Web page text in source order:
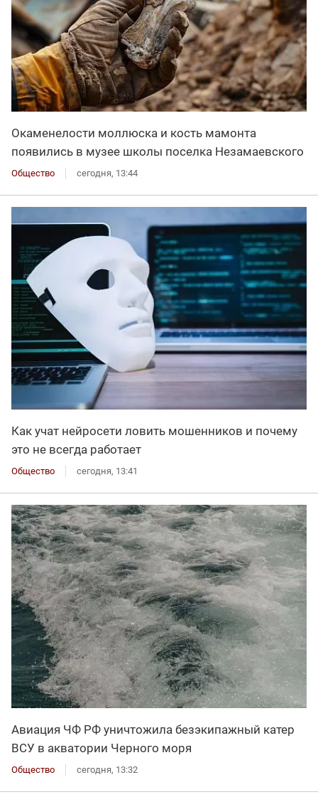
Окаменелости моллюска и кость мамонта
появились в музее школы поселка Незамаевского
Общество сегодня, 13:44
Как учат нейросети ловить мошенников и почему
это не всегда работает
Общество сегодня, 13:41
Авиация ЧФ РФ уничтожила безэкипажный катер
ВСУ в акватории Черного моря
Общество сегодня, 13:32